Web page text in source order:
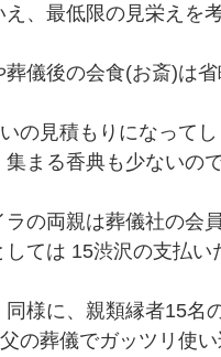
、最低限の見栄えを
儀後の会食(お斎)は
の見積もりになって
まる香典も少ないの
の両親は葬儀社の会
ては 15渋沢の支払
様に、親類縁者15名
の葬儀でガッツリ使